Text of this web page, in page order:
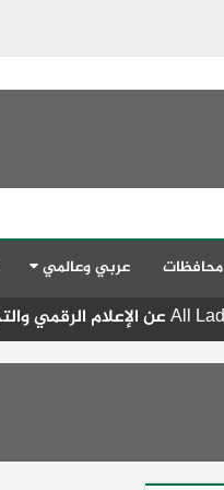
محافظات عربي وعالمي